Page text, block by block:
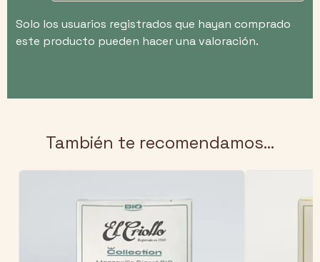
Solo los usuarios registrados que hayan comprado
este producto pueden hacer una valoración.
También te recomendamos…